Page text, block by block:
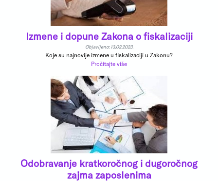
Izmene i dopune Zakona o fiskalizaciji
Objavljeno: 13.02.2023.
Koje su najnovije izmene u fiskalizaciji u Zakonu?
Pročitajte više
Odobravanje kratkoročnog i dugoročnog
zajma zaposlenima